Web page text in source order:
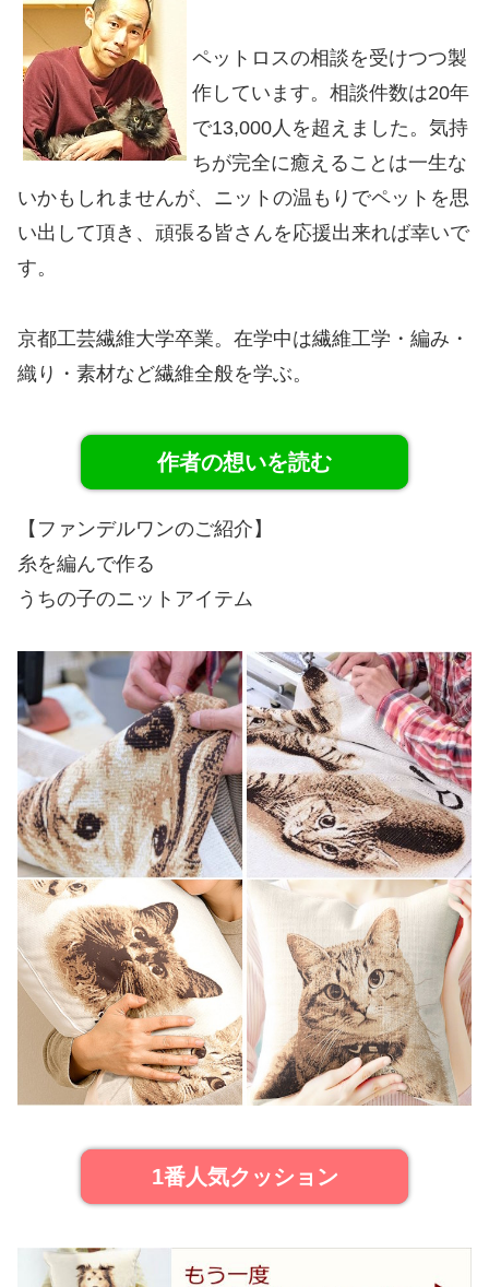
ペットロスの相談を受けつつ製
作しています。相談件数は20年
で13,000人を超えました。気持
ちが完全に癒えることは一生な
いかもしれませんが、ニットの温もりでペットを思
い出して頂き、頑張る皆さんを応援出来れば幸いで
す。
京都工芸繊維大学卒業。在学中は繊維工学・編み・
織り・素材など繊維全般を学ぶ。
作者の想いを読む
【ファンデルワンのご紹介】
糸を編んで作る
うちの子のニットアイテム
1番人気クッション